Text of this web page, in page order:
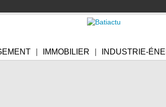
IMMOBILIER INDUSTRIE-